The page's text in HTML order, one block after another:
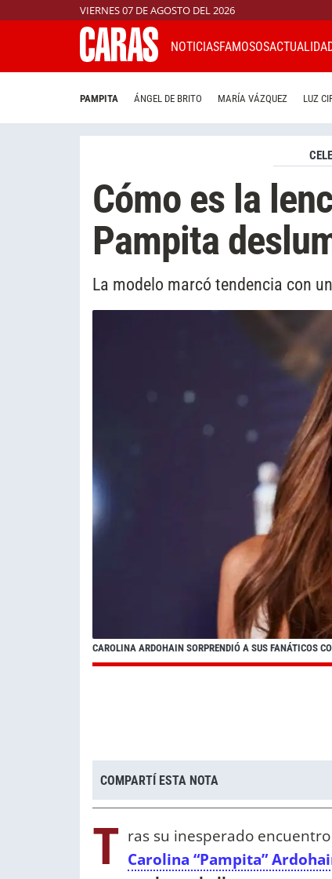
VIERNES 07 DE AGOSTO DEL 2026
NOTICIASFAMOSOS
PAMPITA ÁNGEL DE BRITO MARÍA VÁZQUEZ LUZ
Cómo es la
Pampita
La modelo marcó tendencia con
CAROLINA ARDOHAIN SORPRENDIÓ A SUS FANÁTICOS
COMPARTÍ ESTA NOTA
T ras su inesperado
Carolina “Pampita”